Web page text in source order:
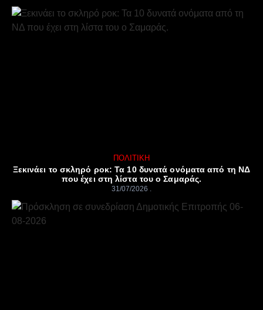
ΠΟΛΙΤΙΚΉ
Ξεκινάει το σκληρό ροκ: Τα 10 δυνατά ονόματα από τη ΝΔ
που έχει στη λίστα του ο Σαμαράς.
31/07/2026